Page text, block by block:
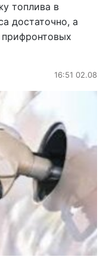
топлива в
достаточно, а
16:51 02.08